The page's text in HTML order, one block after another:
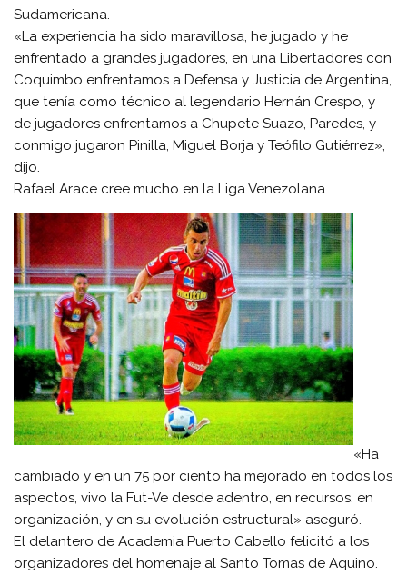
Sudamericana.
«La experiencia ha sido maravillosa, he jugado y he
enfrentado a grandes jugadores, en una Libertadores con
Coquimbo enfrentamos a Defensa y Justicia de Argentina,
que tenía como técnico al legendario Hernán Crespo, y
de jugadores enfrentamos a Chupete Suazo, Paredes, y
conmigo jugaron Pinilla, Miguel Borja y Teófilo Gutiérrez»,
dijo.
Rafael Arace cree mucho en la Liga Venezolana.
«Ha
cambiado y en un 75 por ciento ha mejorado en todos los
aspectos, vivo la Fut-Ve desde adentro, en recursos, en
organización, y en su evolución estructural» aseguró.
El delantero de Academia Puerto Cabello felicitó a los
organizadores del homenaje al Santo Tomas de Aquino.